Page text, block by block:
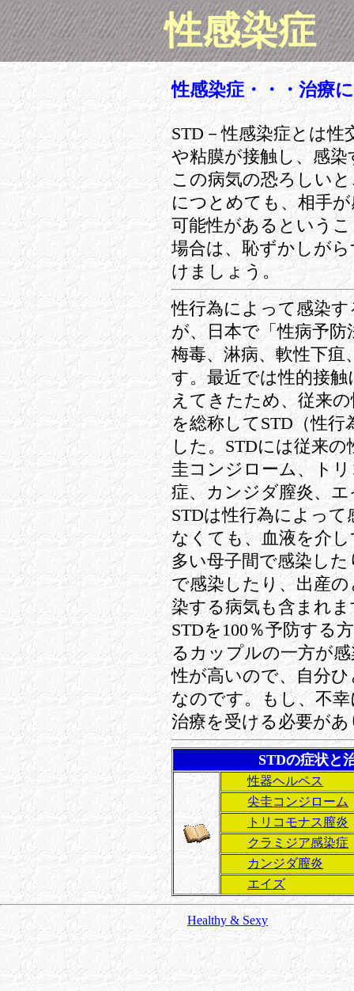
性感染症
性感染症・・・治療
STD－性感染症とは
や粘膜が接触し、感
この病気の恐ろしい
につとめても、相手
可能性があるという
場合は、恥ずかしが
けましょう。
性行為によって感染
が、日本で「性病予
梅毒、淋病、軟性下
す。最近では性的接
えてきたため、従来
を総称してSTD（性
した。STDには従来
圭コンジローム、ト
症、カンジダ膣炎、
STDは性行為によっ
なくても、血液を介
多い母子間で感染し
で感染したり、出産
染する病気も含まれま
STDを100％予防する
るカップルの一方が
性が高いので、自分
なのです。もし、不
治療を受ける必要が
STDの症状と
性器ヘルペス
尖圭コンジローム
トリコモナス膣炎
クラミジア感染症
カンジダ膣炎
エイズ
Healthy & Sexy